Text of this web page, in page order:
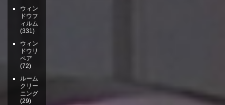
ウィン
ドウフ
ィルム
(331)
ウィン
ドウリ
ペア
(72)
ルーム
クリー
ニング
(29)